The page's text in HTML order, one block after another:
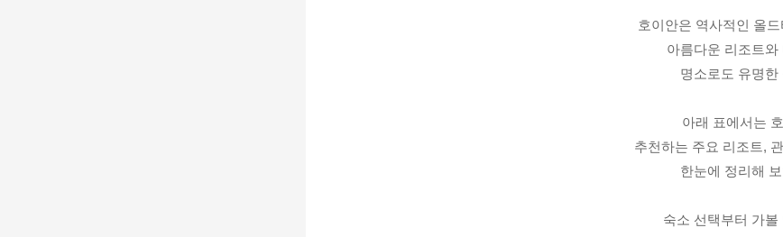
호이안은 역사적인 올
아름다운 리조트와
명소로도 유명한
아래 표에서는
추천하는 주요 리조트,
한눈에 정리해
숙소 선택부터 가볼